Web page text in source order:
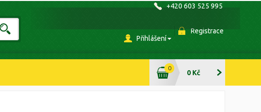
+420 603 525 995
Přihlášení
Registrace
0
0 Kč